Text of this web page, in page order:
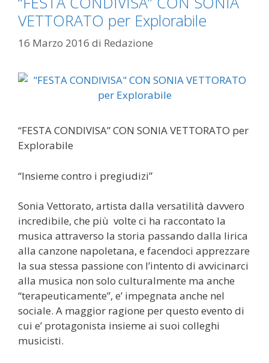
VETTORATO per Explorabile
16 Marzo 2016 di Redazione
“FESTA CONDIVISA” CON SONIA VETTORATO per
Explorabile
“Insieme contro i pregiudizi”
Sonia Vettorato, artista dalla versatilità davvero
incredibile, che più volte ci ha raccontato la
musica attraverso la storia passando dalla lirica
alla canzone napoletana, e facendoci apprezzare
la sua stessa passione con l’intento di avvicinarci
alla musica non solo culturalmente ma anche
“terapeuticamente”, e’ impegnata anche nel
sociale. A maggior ragione per questo evento di
cui e’ protagonista insieme ai suoi colleghi
musicisti.